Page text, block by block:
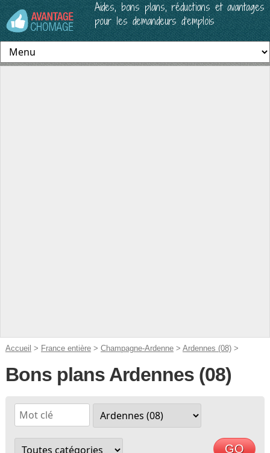
Aides, bons plans, réductions et avantages
pour les demandeurs d’emplois
Accueil > France entière> Champagne-Ardenne> Ardennes (08)>
Bons plans Ardennes (08)